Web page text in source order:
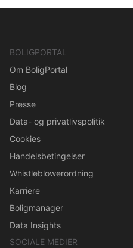
BOLIGPORTAL
Om BoligPortal
Blog
Presse
Data- og privatlivspolitik
Cookies
Handelsbetingelser
Whistleblowerordning
Karriere
Boligmanager
Data Insights
SOCIALE MEDIER